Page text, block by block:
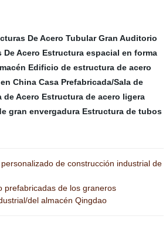
De Acero Tubular Gran Auditorio
De Acero Estructura espacial en forma
Edificio de estructura de acero
China Casa Prefabricada/Sala de
de Acero Estructura de acero ligera
gran envergadura Estructura de tubos
de construcción industrial de
prefabricadas de los graneros
del almacén Qingdao